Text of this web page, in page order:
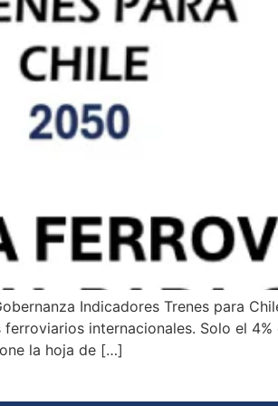
Indicadores Trenes para
internacionales. Solo el
la hoja de […]